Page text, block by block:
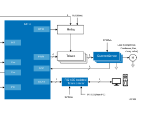
ギュレータは、整流されたAC電
します。
、電流と負荷の検出のための強
視。
US106
Current Sense
Triacs
RS-485 Isolated
Transceiver
M
Relay
5V/180mA
Load (Compressor,
Condenser, Fan,
4 way valve)
2
4
4
5V/6mA
5V ISO (From PC)
4
2
L
5V/62uA
MCU
INT
Vss
I2C
GPIO
PWM
ADC
UART
Vcc